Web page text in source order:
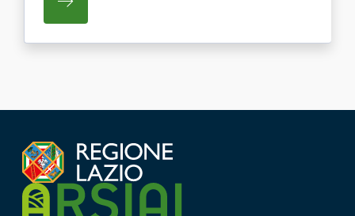
SU REGIONE LAZIO E ARSIAL INVITANO